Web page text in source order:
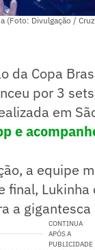
(Foto: Divulgação /
da Copa
por 3
em
e
a equipe
final,
a
CONTINUA
APÓS A
PUBLICIDADE